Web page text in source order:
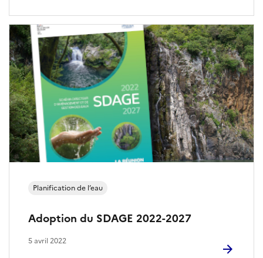
u
e
t
d
e
l
a
Adoption du SDAGE 2022-2027
Planification de l’eau
5 avril 2022